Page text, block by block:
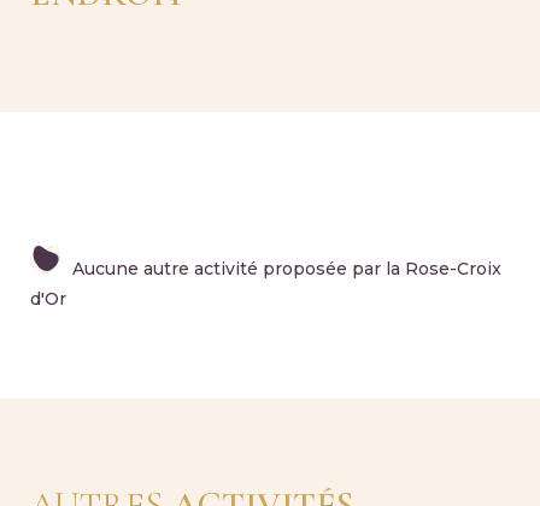
Aucune autre activité proposée par la Rose-Croix
d'Or